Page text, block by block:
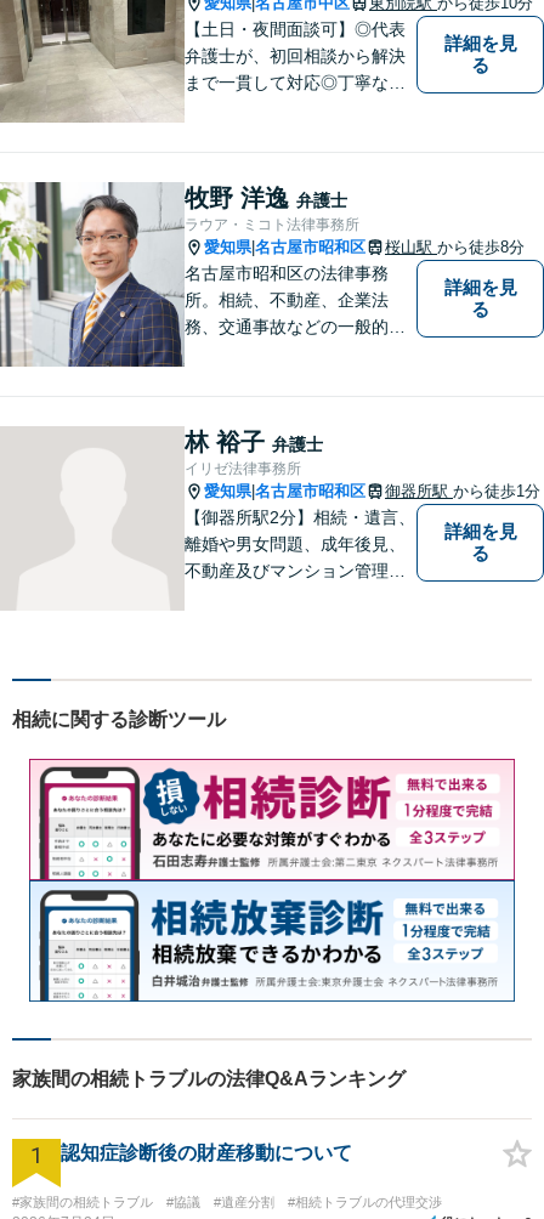
【土日・夜間面談可】◎代表
弁護士が、初回相談から解決
まで一貫して対応◎丁寧な対
を目指します【相続問題】遺
産分割調停や審判もお任せく
ださい【東別院駅】
詳細を見
る
牧野 洋逸 弁護士
ラウア・ミコト法律事務所
愛知県|名古屋市昭和区 桜山駅 から徒歩8分
名古屋市昭和区の法律事務
所。相続、不動産、企業法
務、交通事故などの一般的な
料】【桜山駅より徒歩８分】
【駐車場あり】【オンライン
相談可】
詳細を見
る
林 裕子 弁護士
イリゼ法律事務所
愛知県|名古屋市昭和区 御器所駅 から徒歩1分
【御器所駅2分】相続・遺言、
離婚や男女問題、成年後見、
不動産及びマンション管理な
い、丁寧な説明と迅速な対応
個室】【法テラス利用可】
詳細を見
る
相続に関する診断ツール
家族間の相続トラブルの法律Q&Aランキング
1 認知症診断後の財産移動について
#家族間の相続トラブル #協議 #遺産分割 #相続トラブルの代理交渉